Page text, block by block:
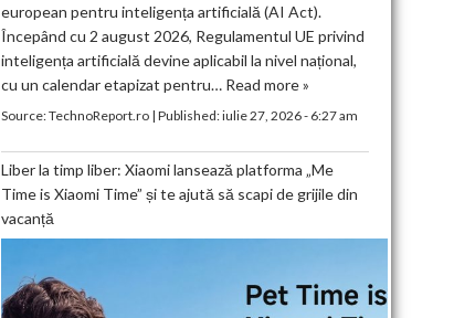
european pentru inteligența artificială (AI Act).
Începând cu 2 august 2026, Regulamentul UE privind
inteligența artificială devine aplicabil la nivel național,
cu un calendar etapizat pentru… Read more »
Source:TechnoReport.ro| Published:iulie 27, 2026 - 6:27 am
Liber la timp liber: Xiaomi lansează platforma „Me
Time is Xiaomi Time” și te ajută să scapi de grijile din
vacanță